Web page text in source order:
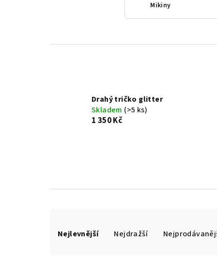
Mikiny
Drahý tričko glitter
Skladem (>5 ks)
1 350 Kč
aNejlevnější Nejdražší